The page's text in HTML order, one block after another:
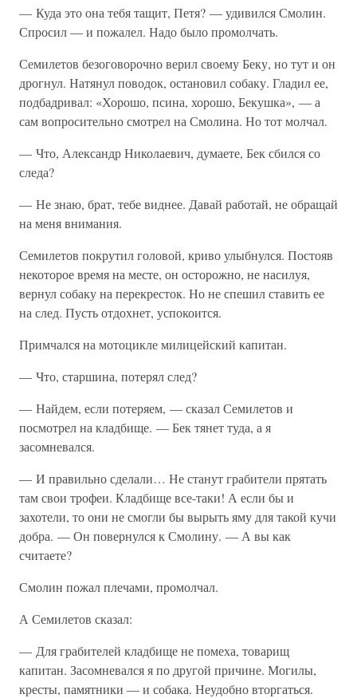
— Куда это она тебя тащит, Петя? — удивился Смолин.
Спросил — и пожалел. Надо было промолчать.
Семилетов безоговорочно верил своему Беку, но тут и он
дрогнул. Натянул поводок, остановил собаку. Гладил ее,
подбадривал: «Хорошо, псина, хорошо, Бекушка», — а
сам вопросительно смотрел на Смолина. Но тот молчал.
— Что, Александр Николаевич, думаете, Бек сбился со
следа?
— Не знаю, брат, тебе виднее. Давай работай, не обращай
на меня внимания.
Семилетов покрутил головой, криво улыбнулся. Постояв
некоторое время на месте, он осторожно, не насилуя,
вернул собаку на перекресток. Но не спешил ставить ее
на след. Пусть отдохнет, успокоится.
Примчался на мотоцикле милицейский капитан.
— Что, старшина, потерял след?
— Найдем, если потеряем, — сказал Семилетов и
посмотрел на кладбище. — Бек тянет туда, а я
засомневался.
— И правильно сделали… Не станут грабители прятать
там свои трофеи. Кладбище все-таки! А если бы и
захотели, то они не смогли бы вырыть яму для такой кучи
добра. — Он повернулся к Смолину. — А вы как
считаете?
Смолин пожал плечами, промолчал.
А Семилетов сказал:
— Для грабителей кладбище не помеха, товарищ
капитан. Засомневался я по другой причине. Могилы,
кресты, памятники — и собака. Неудобно вторгаться.